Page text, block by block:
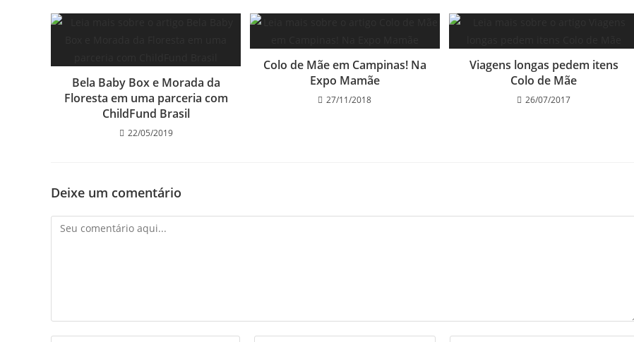
Bela Baby Box e Morada da
Floresta em uma parceria com
ChildFund Brasil
22/05/2019
Colo de Mãe em Campinas! Na
Expo Mamãe
27/11/2018
Viagens longas pedem itens
Colo de Mãe
26/07/2017
Deixe um comentário
Comentário